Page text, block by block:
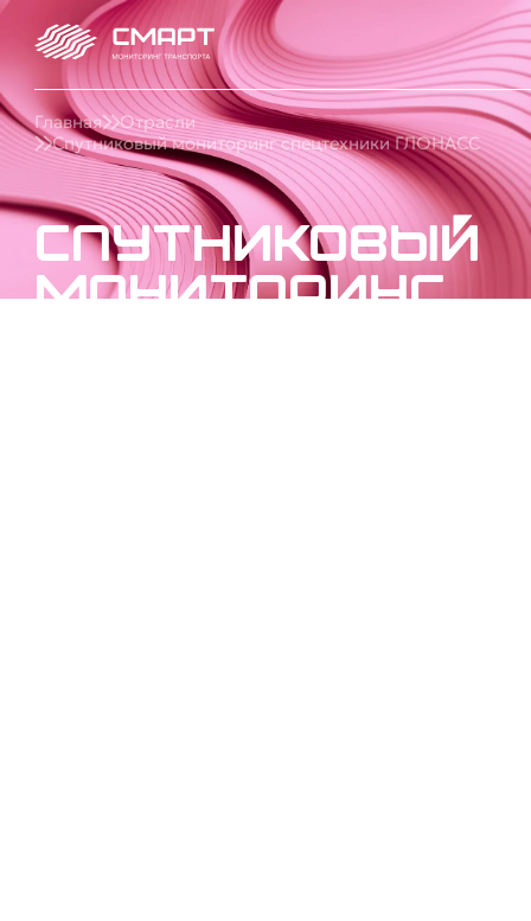
Главная
Отрасли
Спутниковый мониторинг спецтехники ГЛОНАСС
Спутниковый
мониторинг